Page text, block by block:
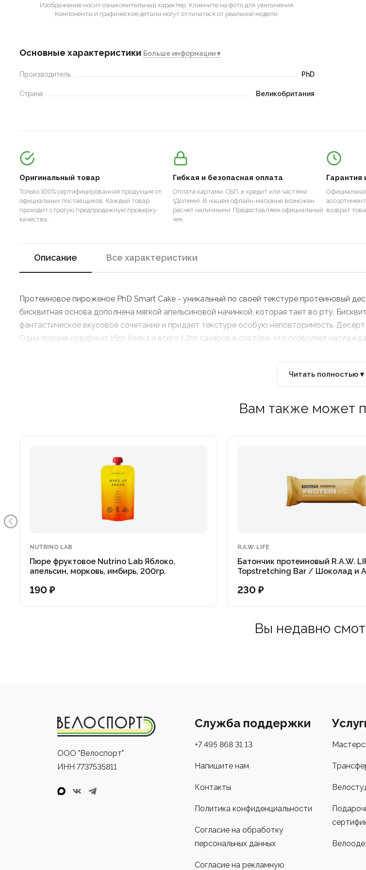
Изображение носит ознакомительный характер. Кликните на фото для увеличения.
Компоненты и графические детали могут отличаться от реальной модели.
Основные характеристики Больше информации ▾
Производитель PhD
Страна Великобритания
Оригинальный товар
Только 100% сертифицированная продукция от
официальных поставщиков. Каждый товар
проходит строгую предпродажную проверку
качества.
Гибкая и безопасная оплата
Оплата картами, СБП, в кредит или частями
(Долями). В нашем офлайн-магазине возможен
расчет наличными. Предоставляем официальный
чек.
Гарантия
возврат
Описание Все характеристики
Протеиновое пироженое PhD Smart Cake - уникальный по своей текстуре протеиновый
бисквитная основа дополнена мягкой апельсиновой начинкой, которая тает во рту.
фантастическое вкусовое сочетание и придает текстуре особую неповторимость.
Одна порция содержит 15гр белка и всего 1.2гр сахаров в составе, что позволяет
Читать полностью ▾
Вам также может
NUTRINO LAB
Пюре фруктовое Nutrino Lab Яблоко,
апельсин, морковь, имбирь, 200гр.
190 ₽
R.A.W. LIFE
Батончик протеиновый R.A.W.
Topstretching Bar / Шоколад и
230 ₽
Вы недавно
ООО "Велоспорт"
ИНН 7737535811
Служба поддержки
+7 495 868 31 13
Напишите нам
Контакты
Политика конфиденциальности
Согласие на обработку
персональных данных
Согласие на рекламную